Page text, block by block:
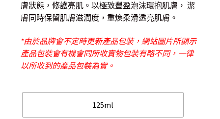
膚狀態，修護亮肌。以極致豐盈泡沫環抱肌膚， 潔
膚同時保留肌膚滋潤度，重煥柔滑透亮肌膚。
*由於品牌會不定時更新產品包裝，網站圖片所顯示
產品包裝會有機會同所收實物包裝有略不同，一律
以所收到的產品包裝為實。
125ml